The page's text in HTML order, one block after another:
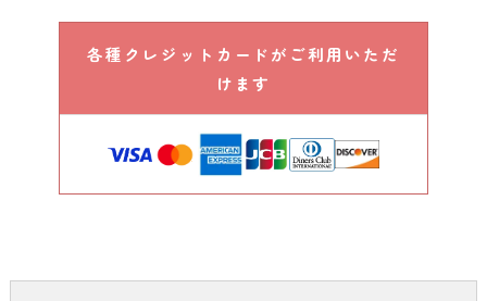
各種クレジットカードがご利用いただ
けます